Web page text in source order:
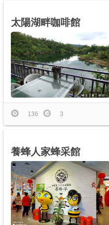
太陽湖畔咖啡館
136 3
養蜂人家蜂采館